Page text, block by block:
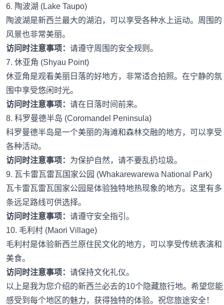
6. 陶波湖 (Lake Taupo)
陶波湖是新西兰最大的湖泊，可以享受各种水上运动。周围的
风景也非常美丽。
访问时注意事项： 请遵守周围的安全规则。
7. 休亚角 (Shyau Point)
休亚角是观看美丽日落的好地方，非常适合拍照。在宁静的氛
围中享受悠闲时光。
访问时注意事项： 请在日落时间前来。
8. 科罗曼德半岛 (Coromandel Peninsula)
科罗曼德半岛是一个美丽的海滩和森林交融的地方，可以享受
各种活动。
访问时注意事项： 为保护自然，请不要乱扔垃圾。
9. 瓦卡雷瓦雷瓦国家公园 (Whakarewarewa National Park)
瓦卡雷瓦雷瓦国家公园是体验独特地热现象的地方。这里有多
条远足路线可供选择。
访问时注意事项： 请遵守安全指引。
10. 毛利村 (Maori Village)
毛利村是体验新西兰原住民文化的地方，可以享受传统表演和
美食。
访问时注意事项： 请保持文化礼仪。
以上是我为您介绍的新西兰必去的10个隐藏旅行地。希望您能
感受到每个地区的魅力，获得独特的体验。祝您旅途安全！